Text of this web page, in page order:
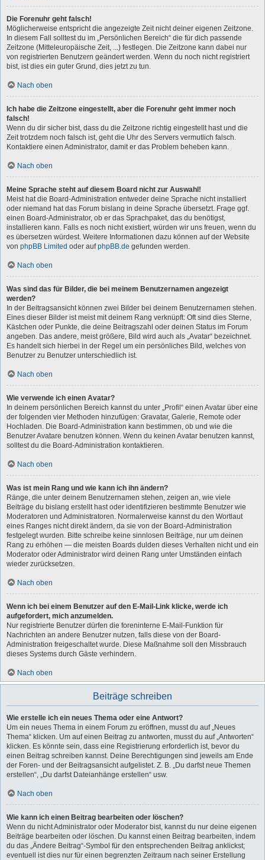
Die Forenuhr geht falsch!
Möglicherweise entspricht die angezeigte Zeit nicht deiner eigenen Zeitzone.
In diesem Fall solltest du im „Persönlichen Bereich“ die für dich passende
Zeitzone (Mitteleuropäische Zeit, ...) festlegen. Die Zeitzone kann dabei nur
von registrierten Benutzern geändert werden. Wenn du noch nicht registriert
bist, ist dies ein guter Grund, dies jetzt zu tun.
Nach oben
Ich habe die Zeitzone eingestellt, aber die Forenuhr geht immer noch
falsch!
Wenn du dir sicher bist, dass du die Zeitzone richtig eingestellt hast und die
Zeit trotzdem noch falsch ist, geht die Uhr des Servers vermutlich falsch.
Kontaktiere einen Administrator, damit er das Problem beheben kann.
Nach oben
Meine Sprache steht auf diesem Board nicht zur Auswahl!
Meist hat die Board-Administration entweder deine Sprache nicht installiert
oder niemand hat das Forum bislang in deine Sprache übersetzt. Frage ggf.
einen Board-Administrator, ob er das Sprachpaket, das du benötigst,
installieren kann. Falls es noch nicht existiert, würden wir uns freuen, wenn du
es übersetzen würdest. Weitere Informationen dazu können auf der Website
von phpBB Limited oder aufphpBB.de gefunden werden.
Nach oben
Was sind das für Bilder, die bei meinem Benutzernamen angezeigt
werden?
In der Beitragsansicht können zwei Bilder bei deinem Benutzernamen stehen.
Eines dieser Bilder ist meist mit deinem Rang verknüpft: Oft sind dies Sterne,
Kästchen oder Punkte, die deine Beitragszahl oder deinen Status im Forum
angeben. Das andere, meist größere, Bild wird auch als „Avatar“ bezeichnet.
Es handelt sich hierbei in der Regel um ein persönliches Bild, welches von
Benutzer zu Benutzer unterschiedlich ist.
Nach oben
Wie verwende ich einen Avatar?
In deinem persönlichen Bereich kannst du unter „Profil“ einen Avatar über eine
der folgenden vier Methoden hinzufügen: Gravatar, Galerie, Remote oder
Hochladen. Die Board-Administration kann bestimmen, ob und wie die
Benutzer Avatare benutzen können. Wenn du keinen Avatar benutzen kannst,
solltest du die Board-Administration kontaktieren.
Nach oben
Was ist mein Rang und wie kann ich ihn ändern?
Ränge, die unter deinem Benutzernamen stehen, zeigen an, wie viele
Beiträge du bislang erstellt hast oder identifizieren bestimmte Benutzer wie
Moderatoren und Administratoren. Normalerweise kannst du den Wortlaut
eines Ranges nicht direkt ändern, da sie von der Board-Administration
festgelegt wurden. Bitte schreibe keine sinnlosen Beiträge, nur um deinen
Rang zu erhöhen — die meisten Boards dulden dieses Verhalten nicht und ein
Moderator oder Administrator wird deinen Rang unter Umständen einfach
wieder zurücksetzen.
Nach oben
Wenn ich bei einem Benutzer auf den E-Mail-Link klicke, werde ich
aufgefordert, mich anzumelden.
Nur registrierte Benutzer dürfen die foreninterne E-Mail-Funktion für
Nachrichten an andere Benutzer nutzen, falls diese von der Board-
Administration freigeschaltet wurde. Diese Maßnahme soll den Missbrauch
dieses Systems durch Gäste verhindern.
Nach oben
Beiträge schreiben
Wie erstelle ich ein neues Thema oder eine Antwort?
Um ein neues Thema in einem Forum zu eröffnen, musst du auf „Neues
Thema“ klicken. Um auf einen Beitrag zu antworten, musst du auf „Antworten“
klicken. Es könnte sein, dass eine Registrierung erforderlich ist, bevor du
einen Beitrag schreiben kannst. Deine Berechtigungen sind jeweils am Ende
der Foren- und der Beitragsansicht aufgelistet. Z. B. „Du darfst neue Themen
erstellen“, „Du darfst Dateianhänge erstellen“ usw.
Nach oben
Wie kann ich einen Beitrag bearbeiten oder löschen?
Wenn du nicht Administrator oder Moderator bist, kannst du nur deine eigenen
Beiträge bearbeiten oder löschen. Du kannst einen Beitrag bearbeiten, indem
du das „Ändere Beitrag“-Symbol für den entsprechenden Beitrag anklickst;
eventuell ist dies nur für einen begrenzten Zeitraum nach seiner Erstellung